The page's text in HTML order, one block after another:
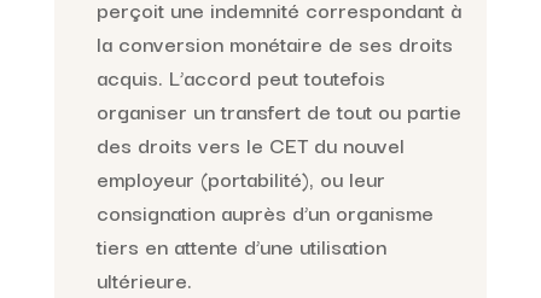
perçoit une indemnité correspondant à
la conversion monétaire de ses droits
acquis. L’accord peut toutefois
organiser un transfert de tout ou partie
des droits vers le CET du nouvel
employeur (portabilité), ou leur
consignation auprès d’un organisme
tiers en attente d’une utilisation
ultérieure.